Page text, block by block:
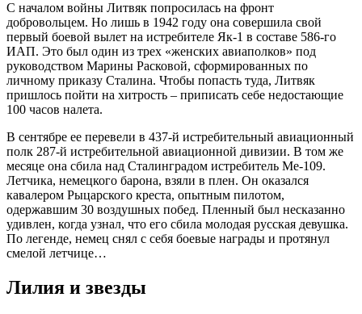
С началом войны Литвяк попросилась на фронт
добровольцем. Но лишь в 1942 году она совершила свой
первый боевой вылет на истребителе Як-1 в составе 586-го
ИАП. Это был один из трех «женских авиаполков» под
руководством Марины Расковой, сформированных по
личному приказу Сталина. Чтобы попасть туда, Литвяк
пришлось пойти на хитрость – приписать себе недостающие
100 часов налета.
В сентябре ее перевели в 437-й истребительный авиационный
полк 287-й истребительной авиационной дивизии. В том же
месяце она сбила над Сталинградом истребитель Me-109.
Летчика, немецкого барона, взяли в плен. Он оказался
кавалером Рыцарского креста, опытным пилотом,
одержавшим 30 воздушных побед. Пленный был несказанно
удивлен, когда узнал, что его сбила молодая русская девушка.
По легенде, немец снял с себя боевые награды и протянул
смелой летчице…
Лилия и звезды